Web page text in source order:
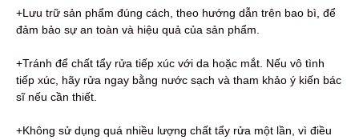
+Lưu trữ sản phẩm đúng cách, theo hướng dẫn trên bao bì, để
đảm bảo sự an toàn và hiệu quả của sản phẩm.
+Tránh để chất tẩy rửa tiếp xúc với da hoặc mắt. Nếu vô tình
tiếp xúc, hãy rửa ngay bằng nước sạch và tham khảo ý kiến bác
sĩ nếu cần thiết.
+Không sử dụng quá nhiều lượng chất tẩy rửa một lần, vì điều